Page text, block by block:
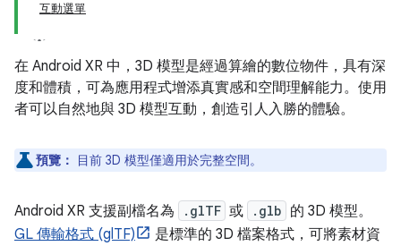
互動選單
在 Android XR 中，3D 模型是經過算繪的數位物件，具有深
度和體積，可為應用程式增添真實感和空間理解能力。使用
者可以自然地與 3D 模型互動，創造引人入勝的體驗。
預覽： 目前 3D 模型僅適用於完整空間。
Android XR 支援副檔名為 .glTF 或 .glb 的 3D 模型。
GL 傳輸格式 (glTF)
是標準的 3D 檔案格式，可將素材資